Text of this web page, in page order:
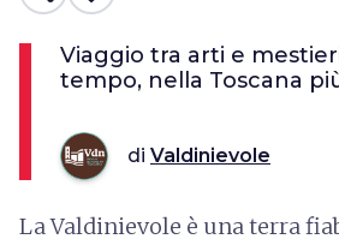
Viaggio tra arti e
tempo, nella Toscana
di Valdinievole
La Valdinievole è una terra